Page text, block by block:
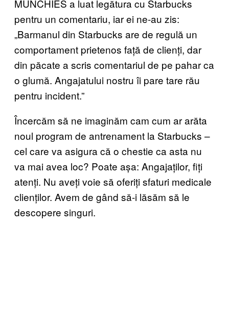
MUNCHIES a luat legătura cu Starbucks
pentru un comentariu, iar ei ne-au zis:
„Barmanul din Starbucks are de regulă un
comportament prietenos față de clienți, dar
din păcate a scris comentariul de pe pahar ca
o glumă. Angajatului nostru îi pare tare rău
pentru incident.”
Încercăm să ne imaginăm cam cum ar arăta
noul program de antrenament la Starbucks –
cel care va asigura că o chestie ca asta nu
va mai avea loc? Poate așa: Angajaților, fiți
atenți. Nu aveți voie să oferiți sfaturi medicale
clienților. Avem de gând să-i lăsăm să le
descopere singuri.